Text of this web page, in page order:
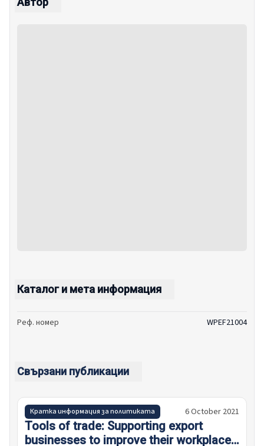
Каталог и мета информация
Реф. номер WPEF21004
Свързани публикации
Кратка информация за политиката 6 October 2021
Tools of trade: Supporting export
businesses to improve their workplace